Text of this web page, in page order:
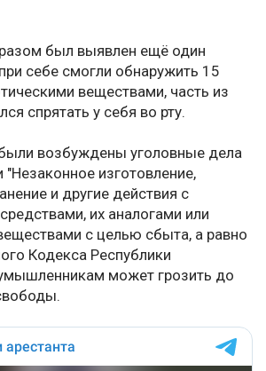
был выявлен ещё один
себе смогли обнаружить 15
веществами, часть из
спрятать у себя во рту.
возбуждены уголовные дела
"Незаконное изготовление,
и другие действия с
их аналогами или
с целью сбыта, а равно
Кодекса Республики
может грозить до